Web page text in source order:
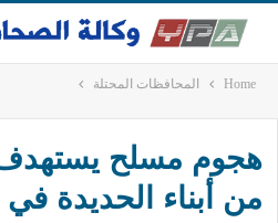
Home المحافظات المحتلة
هجوم مسلح يستهدف
من أبناء الحديدة